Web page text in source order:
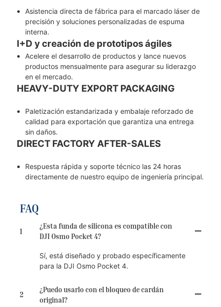
Asistencia directa de fábrica para el marcado láser de
precisión y soluciones personalizadas de espuma
interna.
I+D y creación de prototipos ágiles
Acelere el desarrollo de productos y lance nuevos
productos mensualmente para asegurar su liderazgo
en el mercado.
HEAVY-DUTY EXPORT PACKAGING
Paletización estandarizada y embalaje reforzado de
calidad para exportación que garantiza una entrega
sin daños.
DIRECT FACTORY AFTER-SALES
Respuesta rápida y soporte técnico las 24 horas
directamente de nuestro equipo de ingeniería principal.
FAQ
1
¿Esta funda de silicona es compatible con
DJI Osmo Pocket 4?
Sí, está diseñado y probado específicamente
para la DJI Osmo Pocket 4.
2
¿Puedo usarlo con el bloqueo de cardán
original?